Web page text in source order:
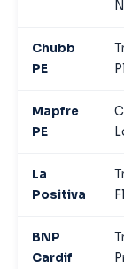
Chubb
PE
Mapfre
PE
La
Positiva
BNP
Cardif